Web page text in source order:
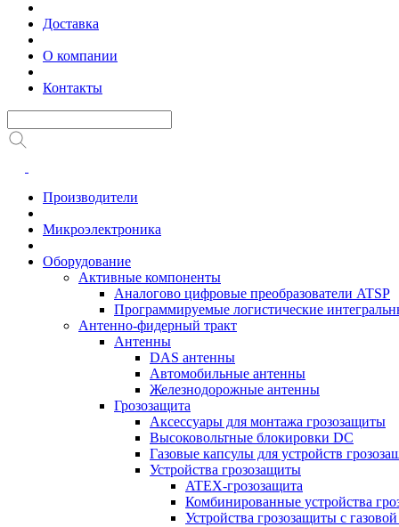
Доставка
О компании
Контакты
Производители
Микроэлектроника
Оборудование
Активные компоненты
Аналогово цифровые преобразователи ATSP
Программируемые логистические
Антенно-фидерный тракт
Антенны
DAS антенны
Автомобильные антенны
Железнодорожные антенны
Грозозащита
Аксессуары для монтажа грозозащиты
Высоковольтные блокировки DC
Газовые капсулы для устройств
Устройства грозозащиты
ATEX-грозозащита
Комбинированные устройства
Устройства грозозащиты с